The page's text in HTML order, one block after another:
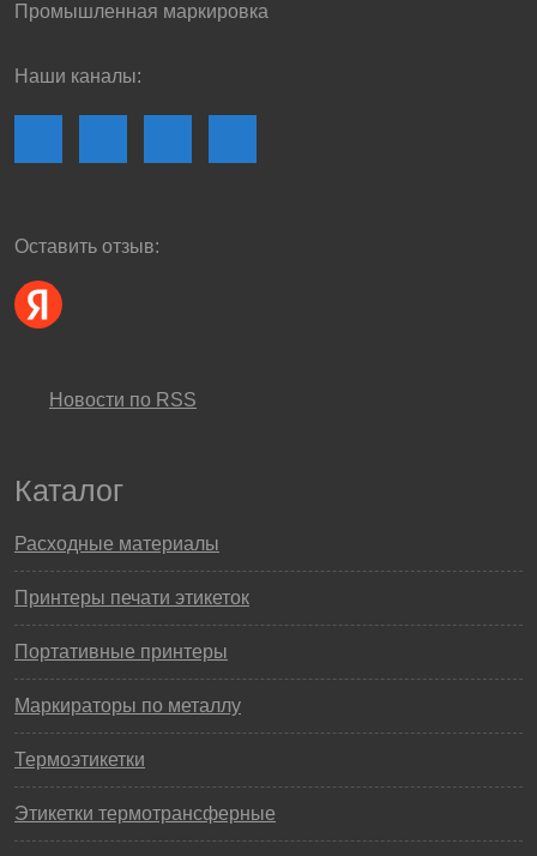
Промышленная маркировка
Наши каналы:
Оставить отзыв:
Новости по RSS
Каталог
Расходные материалы
Принтеры печати этикеток
Портативные принтеры
Маркираторы по металлу
Термоэтикетки
Этикетки термотрансферные